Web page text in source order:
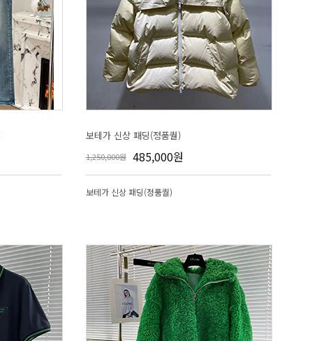
보테가 신상 패딩(정품퀄)
1,250,000원 485,000원
보테가 신상 패딩(정품퀄)